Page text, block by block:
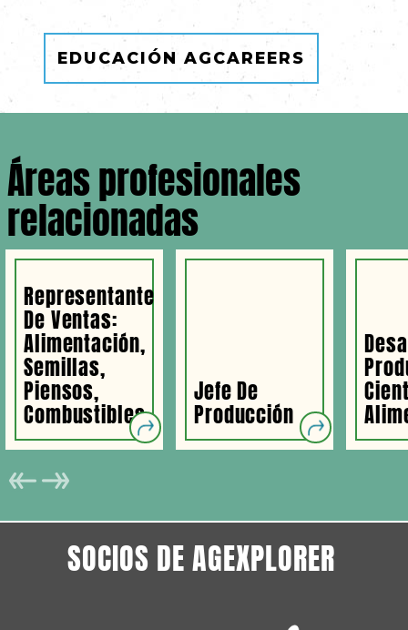
EDUCACIÓN AGCAREERS
Áreas profesionales
relacionadas
Representante
De Ventas:
Alimentación,
Semillas,
Piensos,
Combustibles
Jefe De
Producción
SOCIOS DE AGEXPLORER